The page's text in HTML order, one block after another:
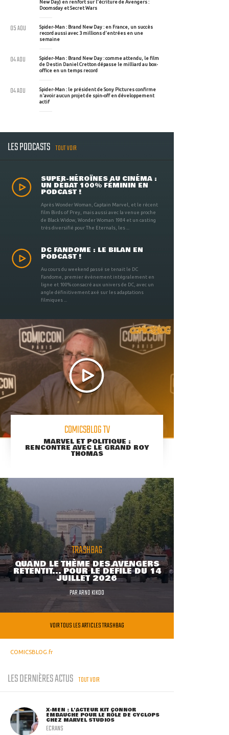
New Day) en renfort sur l'écriture de Avengers :
Doomsday et Secret Wars
Spider-Man : Brand New Day : en France, un succès
record aussi avec 3 millions d'entrées en une
semaine
05 AOU
Spider-Man : Brand New Day : comme attendu, le film
de Destin Daniel Cretton dépasse le milliard au box-
office en un temps record
04 AOU
Spider-Man : le président de Sony Pictures confirme
n'avoir aucun projet de spin-off en développement
actif
04 AOU
LES PODCASTS TOUT VOIR
SUPER-HÉROÏNES AU CINÉMA :
UN DÉBAT 100% FÉMININ EN
PODCAST !
Après Wonder Woman, Captain Marvel, et le récent
film Birds of Prey, mais aussi avec la venue proche
de Black Widow, Wonder Woman 1984 et un casting
très diversifié pour The Eternals, les ...
DC FANDOME : LE BILAN EN
PODCAST !
Au cours du weekend passé se tenait le DC
Fandome, premier évènement intégralement en
ligne et 100% consacré aux univers de DC, avec un
angle définitivement axé sur les adaptations
filmiques ...
COMICSBLOG TV
MARVEL ET POLITIQUE :
RENCONTRE AVEC LE GRAND ROY
THOMAS
TRASHBAG
QUAND LE THÈME DES AVENGERS
RETENTIT... POUR LE DÉFILÉ DU 14
JUILLET 2026
PARARNO KIKOO
VOIR TOUS LES ARTICLES TRASHBAG
COMICSBLOG.fr
LES DERNIÈRES ACTUS TOUT VOIR
X-MEN : L'ACTEUR KIT CONNOR
EMBAUCHÉ POUR LE RÔLE DE CYCLOPS
CHEZ MARVEL STUDIOS
ECRANS